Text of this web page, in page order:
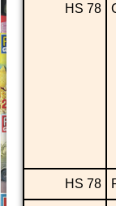
HS 78
HS 78